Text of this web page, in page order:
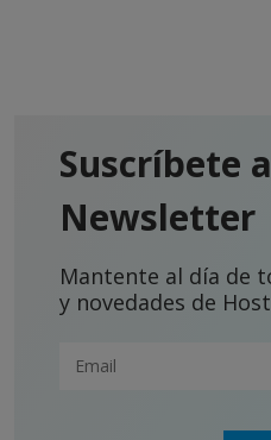
Suscríbete
Newsletter
Mantente al día de
y novedades de